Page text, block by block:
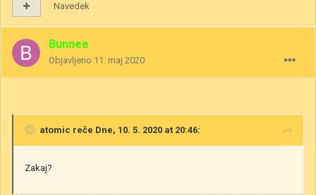
Navedek
Bunnee
Objavljeno 11. maj 2020
atomic reče Dne, 10. 5. 2020 at 20:46:
Zakaj?